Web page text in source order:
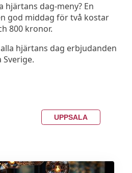
hjärtans dag-meny? En
god middag för två kostar
800 kronor.
hjärtans dag erbjudanden
UPPSALA